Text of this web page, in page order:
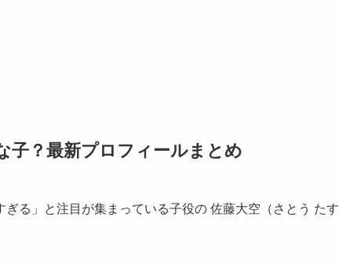
子？最新プロフィールまとめ
る」と注目が集まっている子役の 佐藤大空（さとう たす